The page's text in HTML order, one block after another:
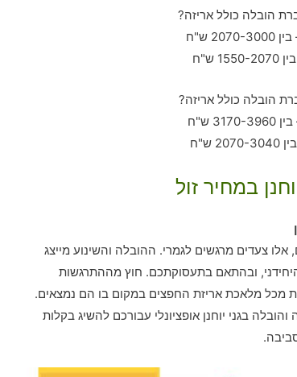
במחיר זול
צעדים מרגשים לגמרי. ההובלה והשינוע מייצג
ובהתאם בתעסוקתכם. חוץ מההתרגשות
מכל מלאכת אריזת החפצים במקום בו הם נמצאים.
בגני יוחנן אופציונלי עבורכם להשיג בקלות